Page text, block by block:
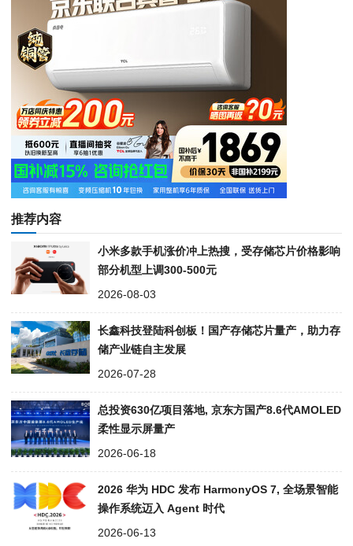
推荐内容
小米多款手机涨价冲上热搜，受存储芯片价格影响
部分机型上调300-500元
2026-08-03
长鑫科技登陆科创板！国产存储芯片量产，助力存
储产业链自主发展
2026-07-28
总投资630亿项目落地, 京东方国产8.6代AMOLED
柔性显示屏量产
2026-06-18
2026 华为 HDC 发布 HarmonyOS 7, 全场景智能
操作系统迈入 Agent 时代
2026-06-13